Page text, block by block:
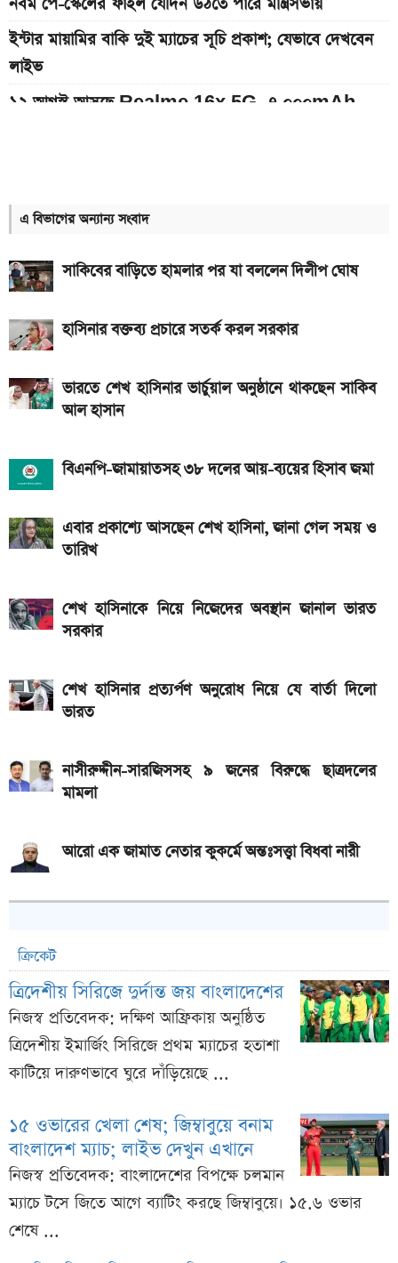
ইন্টার মায়ামির বাকি দুই ম্যাচের সূচি প্রকাশ; যেভাবে দেখবেন
লাইভ
১২ আগস্ট আসছে Realme 16x 5G, ৭,০০০mAh
আজকের সকল দেশের টাকার রেট: ০৭ আগস্ট ২০২৬
এসএসসি ও সমমানের ফল কবে জানাল শিক্ষা বোর্ড
৭০৫০mAh ব্যাটারি ও ১২০Hz কার্ভড ডিসপ্লেতে ভিভো S2
আজকের স্বর্ণের বাজারদর: ০৭ আগস্ট ২০২৬
সরকারি চাকরিজীবীরা
এসএসসি ফল প্রকাশের চূড়ান্ত তারিখ ঘোষণা
এ বিভাগের অন্যান্য সংবাদ
সাকিবের বাড়িতে হামলার পর যা বললেন দিলীপ ঘোষ
হাসিনার বক্তব্য প্রচারে সতর্ক করল সরকার
ভারতে শেখ হাসিনার ভার্চুয়াল অনুষ্ঠানে থাকছেন সাকিব
আল হাসান
বিএনপি-জামায়াতসহ ৩৮ দলের আয়-ব্যয়ের হিসাব জমা
এবার প্রকাশ্যে আসছেন শেখ হাসিনা, জানা গেল সময় ও
তারিখ
শেখ হাসিনাকে নিয়ে নিজেদের অবস্থান জানাল ভারত
সরকার
শেখ হাসিনার প্রত্যর্পণ অনুরোধ নিয়ে যে বার্তা দিলো
ভারত
নাসীরুদ্দীন-সারজিসসহ ৯ জনের বিরুদ্ধে ছাত্রদলের
মামলা
আরো এক জামাত নেতার কুকর্মে অন্তঃসত্ত্বা বিধবা নারী
ক্রিকেট
ত্রিদেশীয় সিরিজে দুর্দান্ত জয় বাংলাদেশের
নিজস্ব প্রতিবেদক: দক্ষিণ আফ্রিকায় অনুষ্ঠিত
ত্রিদেশীয় ইমার্জিং সিরিজে প্রথম ম্যাচের হতাশা
কাটিয়ে দারুণভাবে ঘুরে দাঁড়িয়েছে ...
১৫ ওভারের খেলা শেষ; জিম্বাবুয়ে বনাম
বাংলাদেশ ম্যাচ; লাইভ দেখুন এখানে
নিজস্ব প্রতিবেদক: বাংলাদেশের বিপক্ষে চলমান
ম্যাচে টসে জিতে আগে ব্যাটিং করছে জিম্বাবুয়ে। ১৫.৬ ওভার
শেষে ...